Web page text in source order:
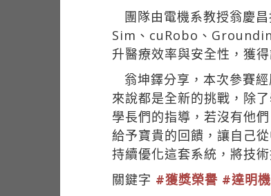
團隊由電機系教授翁慶
Sim、cuRobo、
升醫療效率與安全性，獲
翁坤鐸分享，本次參賽
來說都是全新的挑戰，除
學長們的指導，若沒有他
給予寶貴的回饋，讓自己
持續優化這套系統，將技
關鍵字 #獲獎榮譽 #達明